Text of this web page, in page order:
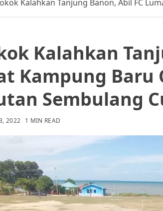
Kalahkan Tanjung Banon, Abil FC
Kalahkan
Kampung Baru
Sembulang
2022 1 MIN READ